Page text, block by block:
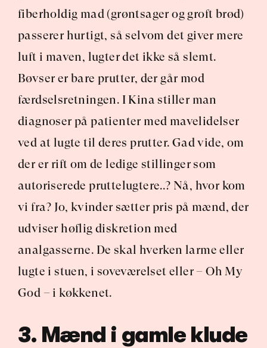
fiberholdig mad (grøntsager og groft brød)
passerer hurtigt, så selvom det giver mere
luft i maven, lugter det ikke så slemt.
Bøvser er bare prutter, der går mod
færdselsretningen. I Kina stiller man
diagnoser på patienter med mavelidelser
ved at lugte til deres prutter. Gad vide, om
der er rift om de ledige stillinger som
autoriserede pruttelugtere..? Nå, hvor kom
vi fra? Jo, kvinder sætter pris på mænd, der
udviser høflig diskretion med
analgasserne. De skal hverken larme eller
lugte i stuen, i soveværelset eller – Oh My
God – i køkkenet.
3. Mænd i gamle klude